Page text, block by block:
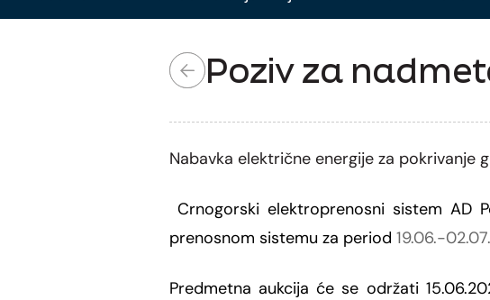
Poziv za
Nabavka električne energije za pokrivanje
Crnogorski elektroprenosni sistem AD
prenosnom sistemu za period 19.06.-
Predmetna aukcija će se održati